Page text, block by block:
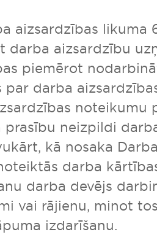
aizsardzības likuma
darba aizsardzību
piemērot
par darba
noteikumu
prasību neizpildi
kā nosaka
darba
darba devējs
vai rājienu, minot
izdarīšanu.